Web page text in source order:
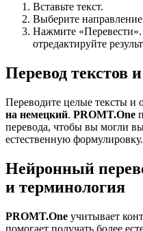
Вставьте текст.
Выберите
Нажмите
отредактируйте
Перевод текстов
Переводите целые тексты и
на немецкий. PROMT.One
перевода, чтобы вы могли
естественную формулировку.
Нейронный
и терминология
PROMT.One учитывает
помогает получать более